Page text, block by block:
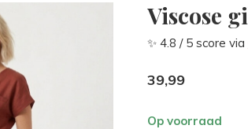
Viscose
✨ 4.8 / 5 score via
39,99
Op voorraad